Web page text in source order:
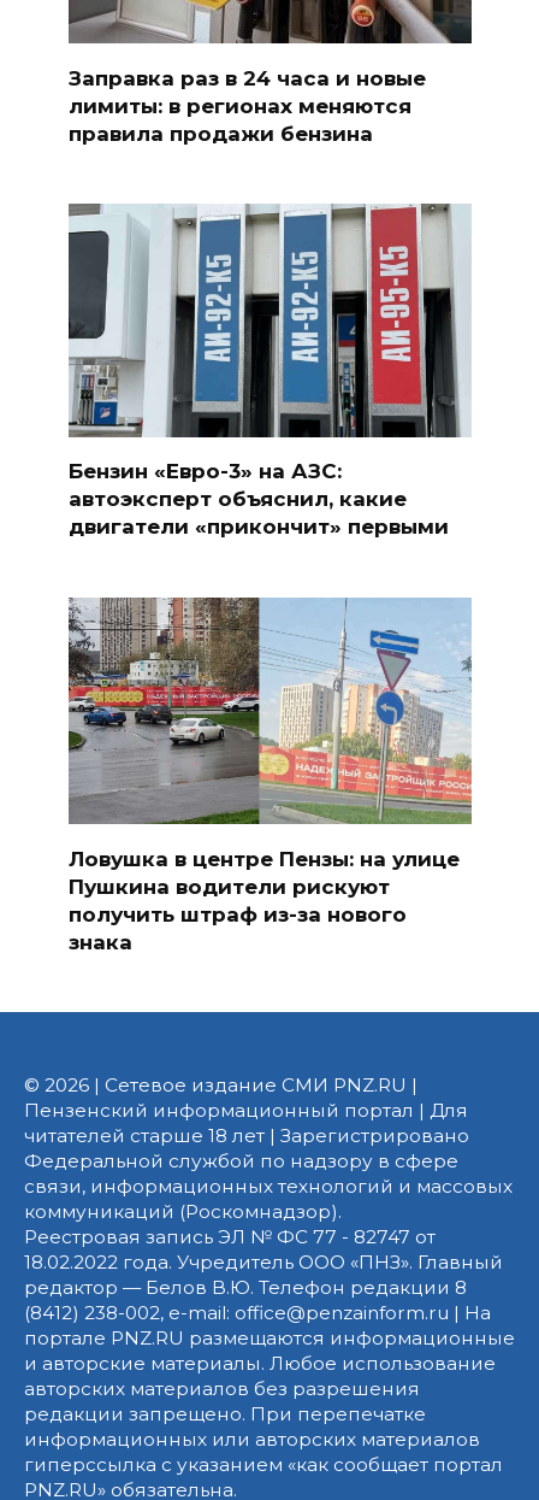
Заправка раз в 24 часа и новые
лимиты: в регионах меняются
правила продажи бензина
Бензин «Евро-3» на АЗС:
автоэксперт объяснил, какие
двигатели «прикончит» первыми
Ловушка в центре Пензы: на улице
Пушкина водители рискуют
получить штраф из-за нового
знака
© 2026 | Сетевое издание СМИ PNZ.RU |
Пензенский информационный портал | Для
читателей старше 18 лет | Зарегистрировано
Федеральной службой по надзору в сфере
связи, информационных технологий и массовых
коммуникаций (Роскомнадзор).
Реестровая запись ЭЛ № ФС 77 - 82747 от
18.02.2022 года. Учредитель ООО «ПНЗ». Главный
редактор — Белов В.Ю. Телефон редакции 8
(8412) 238-002, e-mail: office@penzainform.ru | На
портале PNZ.RU размещаются информационные
и авторские материалы. Любое использование
авторских материалов без разрешения
редакции запрещено. При перепечатке
информационных или авторских материалов
гиперссылка с указанием «как сообщает портал
PNZ.RU» обязательна.